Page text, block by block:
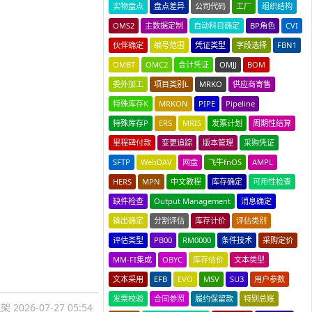
2026-07-27 05:54
实物盘点
盘点差异 公司代码 工厂
组织结构
OMS2
主数据定制 自动科目确定 BP角色
CVI
伙伴确定
编号范围 凭证类型 字段选择
FBN1
OMBT
OMC2 会计凭证 OMJJ
BOM
委外加工
项目类别L MRKO
供应商寄售
特殊库存K
MRKON PIPE
Pipeline
特殊库存P
ERS MRIS 发票计划
周期性结算
里程碑付款
变更追踪 版本管理
采购凭证
SFTP
WebDAV 网盘 飞牛fnOS
AMPL
HERS
MPN 中文教程 库存确定
可用性检查
缺件检查
Output Management
消息确定
输出确定
分割评估 库存计价
评估类别
评估类型
PB00 RM0000 条件技术
采购定价
MM-FI集成
OBYC 库存估价
文本类型
文本采用
EFB EVO MSV SU3
用户参数
发票校验
合同参照 履约保留款
特别总账